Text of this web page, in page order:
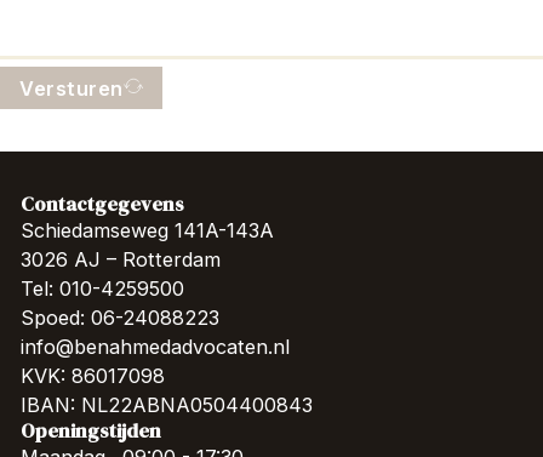
Versturen
Contactgegevens
Schiedamseweg 141A-143A
3026 AJ – Rotterdam
Tel: 010-4259500
Spoed: 06-24088223
info@benahmedadvocaten.nl
KVK: 86017098
IBAN: NL22ABNA0504400843
Openingstijden